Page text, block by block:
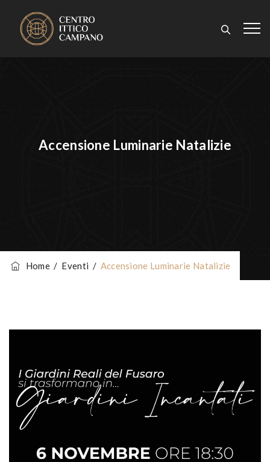
Accensione Luminarie Natalizie
Home/ Eventi / Accensione Luminarie Natalizie